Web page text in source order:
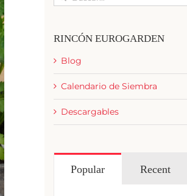
RINCÓN EUROGARDEN
Blog
Calendario de Siembra
Descargables
Popular Recent